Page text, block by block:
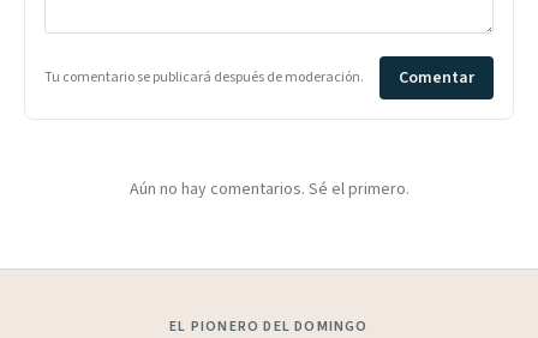
Tu comentario se publicará después de moderación. Comentar
Aún no hay comentarios. Sé el primero.
EL PIONERO DEL DOMINGO